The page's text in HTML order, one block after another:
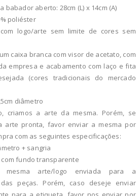
babador aberto: 28cm (L) x 14cm (A)
poliéster
logo/arte sem limite de cores sem
caixa branca com visor de acetato, com
empresa e acabamento com laço e fita
(cores tradicionais do mercado
diâmetro
criamos a arte da mesma. Porém, se
arte pronta, favor enviar a mesma por
com as seguintes especificações:
+ sangria
com fundo transparente
mesma arte/logo enviada para a
peças. Porém, caso deseje enviar